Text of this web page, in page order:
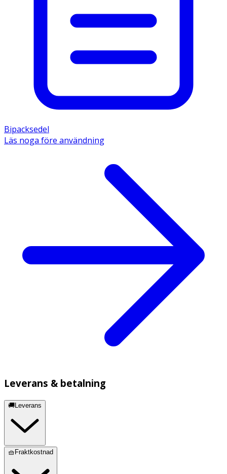
Bipacksedel
Läs noga före användning
Leverans & betalning
🚚Leverans
🧺Fraktkostnad